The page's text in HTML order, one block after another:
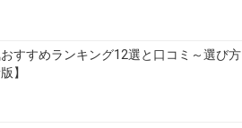
すすめランキング12選と口コミ～選び方
】